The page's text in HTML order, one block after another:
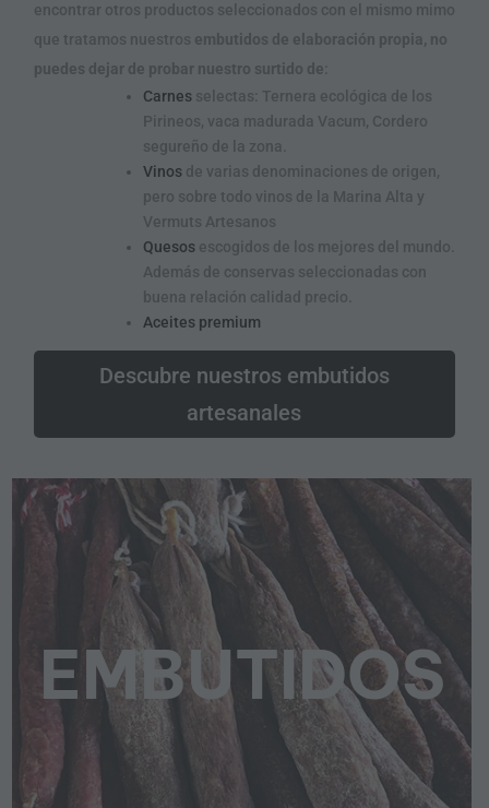
encontrar otros productos seleccionados con el mismo mimo
que tratamos nuestros embutidos de elaboración propia, no
puedes dejar de probar nuestro surtido de
Carnes selectas: Ternera ecológica de los
Pirineos, vaca madurada Vacum, Cordero
segureño de la zona.
Vinosde varias denominaciones de origen,
pero sobre todo vinos de la Marina Alta y
Vermuts Artesanos
Quesosescogidos de los mejores del mundo.
Además de conservas seleccionadas con
buena relación calidad precio.
Aceites premium
Descubre nuestros embutidos
artesanales
EMBUTIDOS